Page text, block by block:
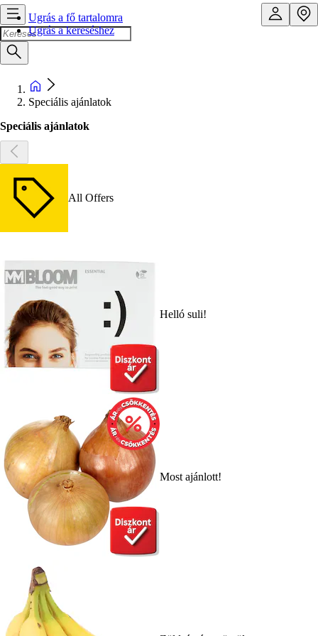
Ugrás a fő tartalomra
Ugrás a kereséshez
Speciális ajánlatok
Speciális ajánlatok
All Offers
Helló suli!
Most ajánlott!